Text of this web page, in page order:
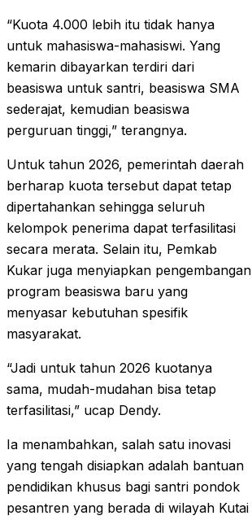
“Kuota 4.000 lebih itu tidak hanya
untuk mahasiswa-mahasiswi. Yang
kemarin dibayarkan terdiri dari
beasiswa untuk santri, beasiswa SMA
sederajat, kemudian beasiswa
perguruan tinggi,” terangnya.
Untuk tahun 2026, pemerintah daerah
berharap kuota tersebut dapat tetap
dipertahankan sehingga seluruh
kelompok penerima dapat terfasilitasi
secara merata. Selain itu, Pemkab
Kukar juga menyiapkan pengembangan
program beasiswa baru yang
menyasar kebutuhan spesifik
masyarakat.
“Jadi untuk tahun 2026 kuotanya
sama, mudah-mudahan bisa tetap
terfasilitasi,” ucap Dendy.
Ia menambahkan, salah satu inovasi
yang tengah disiapkan adalah bantuan
pendidikan khusus bagi santri pondok
pesantren yang berada di wilayah Kutai